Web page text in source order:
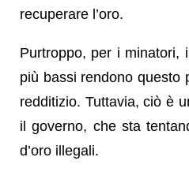
recuperare l’oro.
Purtroppo, per i minatori,
più bassi rendono questo
redditizio. Tuttavia, ciò è
il governo, che sta
d’oro illegali.